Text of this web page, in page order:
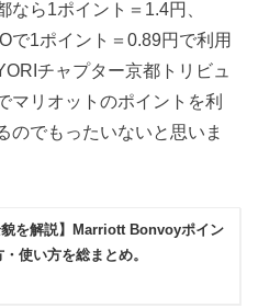
ら1ポイント＝1.4円、
で1ポイント＝0.89円で利用
チャプター京都トリビュ
マリオットのポイントを利
のでもったいないと思いま
貌を解説】Marriott Bonvoyポイン
・使い方を総まとめ。